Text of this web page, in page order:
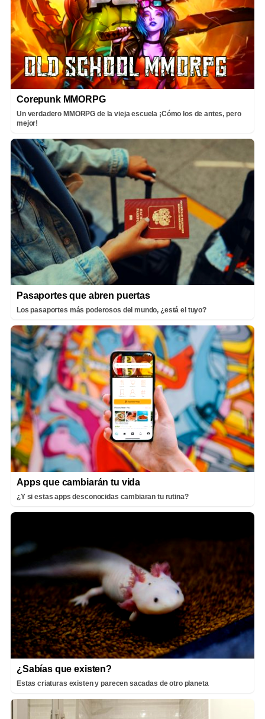
Corepunk MMORPG
Un verdadero MMORPG de la vieja escuela ¡Cómo los de antes, pero
mejor!
Pasaportes que abren puertas
Los pasaportes más poderosos del mundo, ¿está el tuyo?
Apps que cambiarán tu vida
¿Y si estas apps desconocidas cambiaran tu rutina?
¿Sabías que existen?
Estas criaturas existen y parecen sacadas de otro planeta